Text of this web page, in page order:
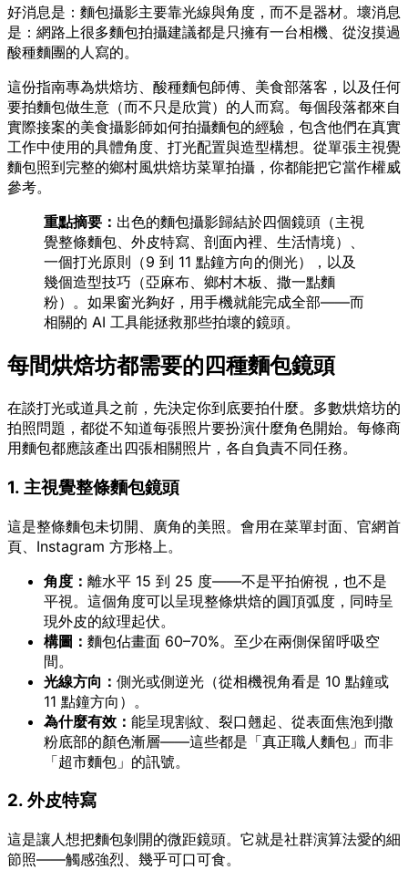
好消息是：麵包攝影主要靠光線與角度，而不是器材。壞消息
是：網路上很多麵包拍攝建議都是只擁有一台相機、從沒摸過
酸種麵團的人寫的。
這份指南專為烘焙坊、酸種麵包師傅、美食部落客，以及任何
要拍麵包做生意（而不只是欣賞）的人而寫。每個段落都來自
實際接案的美食攝影師如何拍攝麵包的經驗，包含他們在真實
工作中使用的具體角度、打光配置與造型構想。從單張主視覺
麵包照到完整的鄉村風烘焙坊菜單拍攝，你都能把它當作權威
參考。
重點摘要： 出色的麵包攝影歸結於四個鏡頭（主視
覺整條麵包、外皮特寫、剖面內裡、生活情境）、
一個打光原則（9 到 11 點鐘方向的側光），以及
幾個造型技巧（亞麻布、鄉村木板、撒一點麵
粉）。如果窗光夠好，用手機就能完成全部——而
相關的 AI 工具能拯救那些拍壞的鏡頭。
每間烘焙坊都需要的四種麵包鏡頭
在談打光或道具之前，先決定你到底要拍什麼。多數烘焙坊的
拍照問題，都從不知道每張照片要扮演什麼角色開始。每條商
用麵包都應該產出四張相關照片，各自負責不同任務。
1. 主視覺整條麵包鏡頭
這是整條麵包未切開、廣角的美照。會用在菜單封面、官網首
頁、Instagram 方形格上。
角度： 離水平 15 到 25 度——不是平拍俯視，也不是
平視。這個角度可以呈現整條烘焙的圓頂弧度，同時呈
現外皮的紋理起伏。
構圖： 麵包佔畫面 60–70%。至少在兩側保留呼吸空
間。
光線方向： 側光或側逆光（從相機視角看是 10 點鐘或
11 點鐘方向）。
為什麼有效： 能呈現割紋、裂口翹起、從表面焦泡到撒
粉底部的顏色漸層——這些都是「真正職人麵包」而非
「超市麵包」的訊號。
2. 外皮特寫
這是讓人想把麵包剝開的微距鏡頭。它就是社群演算法愛的細
節照——觸感強烈、幾乎可口可食。